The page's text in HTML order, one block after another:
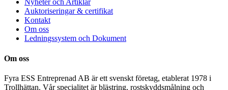
Nyheter och Artiklar
Auktoriseringar & certifikat
Kontakt
Om oss
Ledningssystem och Dokument
Om oss
Fyra ESS Entreprenad AB är ett svenskt företag, etablerat 1978 i
Trollhättan. Vår specialitet är blästring, rostskyddsmålning och